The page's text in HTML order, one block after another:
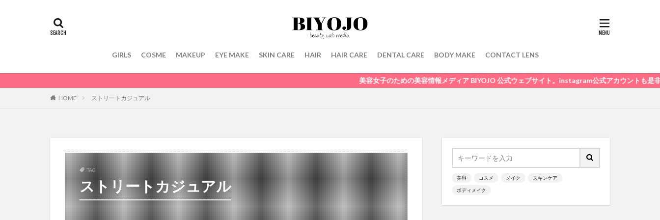
GIRLS COSME MAKEUP EYE MAKE SKIN CARE HAIR HAIR CARE DENTAL CARE BODY MAKE CONTACT LENS
美容女子のための美容情報メディア BIYOJO 公式ウェブサイト。instagram公式アカウントも是非、チェックして
HOME ストリートカジュアル
TAG
ストリートカジュアル 美容 コスメ メイク スキンケア
ボディメイク